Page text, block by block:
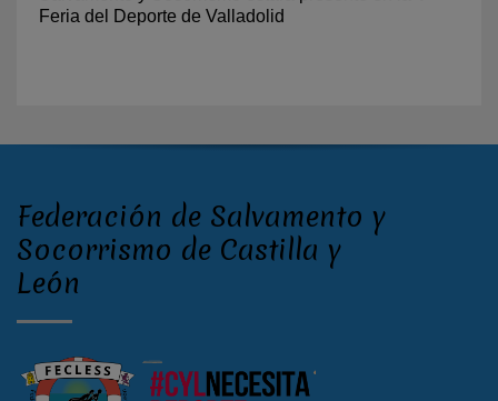
Feria del Deporte de Valladolid
Federación de Salvamento y
Socorrismo de Castilla y
León